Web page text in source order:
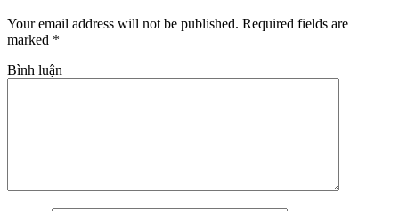
Your email address will not be published. Required fields are
marked *
Bình luận